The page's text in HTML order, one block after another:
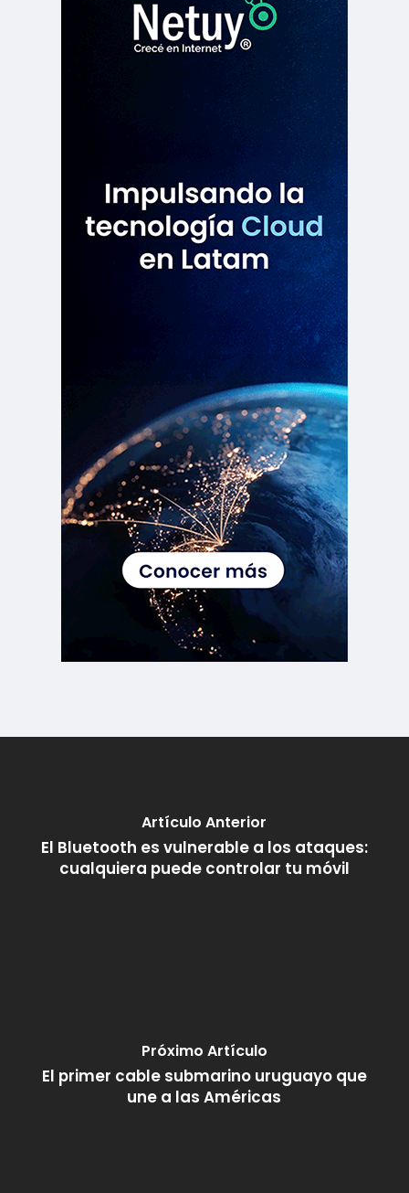
Artículo Anterior
El Bluetooth es vulnerable a los ataques:
cualquiera puede controlar tu móvil
Próximo Artículo
El primer cable submarino uruguayo que
une a las Américas